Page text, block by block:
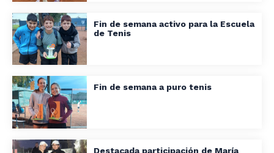
Fin de semana activo para la Escuela
de Tenis
Fin de semana a puro tenis
Destacada participación de María